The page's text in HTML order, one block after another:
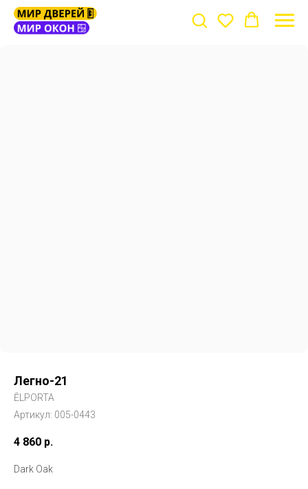
Легно-21
ĒLPORTA
Артикул: 005-0443
4 860 р.
Dark Oak